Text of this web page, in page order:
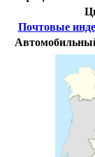
Почтовые